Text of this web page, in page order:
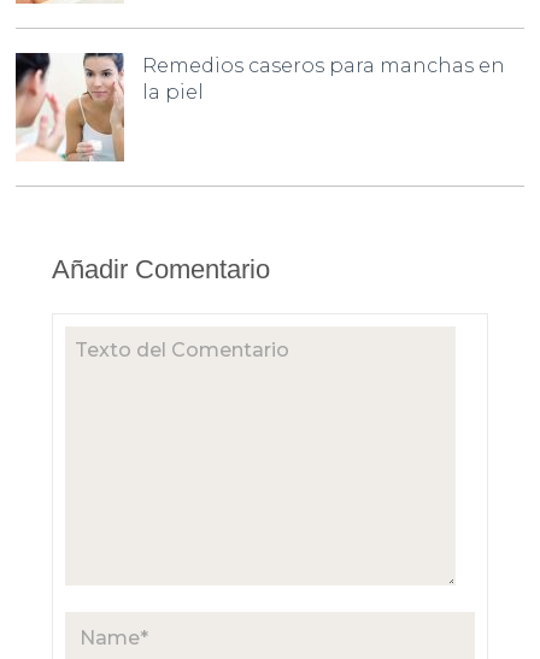
Remedios caseros para manchas en
la piel
Añadir Comentario